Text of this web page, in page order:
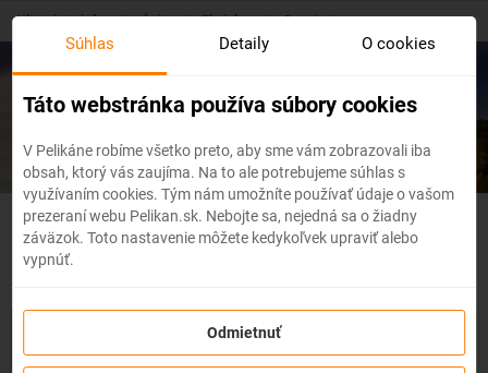
Skip
content
Hlavná stránka / Ázia / Thajsko / Bangkok
Lacné letenkyBangkok
Thajsko - Flexibilné letenky
zmena z akéhokoľvek dôvodu
Súhlas Detaily O cookies
Táto webstránka používa súbory cookies
V Pelikáne robíme všetko preto, aby sme vám zobrazovali iba
obsah, ktorý vás zaujíma. Na to ale potrebujeme súhlas s
využívaním cookies. Tým nám umožníte používať údaje o vašom
prezeraní webu Pelikan.sk. Nebojte sa, nejedná sa o žiadny
záväzok. Toto nastavenie môžete kedykoľvek upraviť alebo
vypnúť.
Odmietnuť